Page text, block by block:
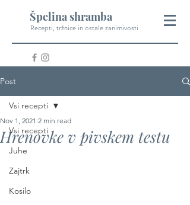
Špelina shramba
Recepti, tržnice in ostale zanimivosti
Post
Vsi recepti
Juhe
Zajtrk
Kosilo
Vsi recepti
Hrenovke v pivskem testu
Nov 1, 2021 2 min read